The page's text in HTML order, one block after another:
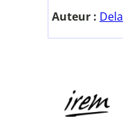
Auteur :